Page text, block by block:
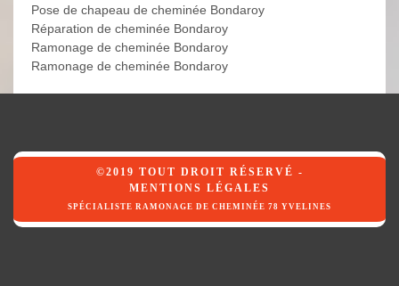
Pose de chapeau de cheminée Bondaroy
Réparation de cheminée Bondaroy
Ramonage de cheminée Bondaroy
Ramonage de cheminée Bondaroy
©2019 TOUT DROIT RÉSERVÉ -
MENTIONS LÉGALES
SPÉCIALISTE RAMONAGE DE CHEMINÉE 78 YVELINES